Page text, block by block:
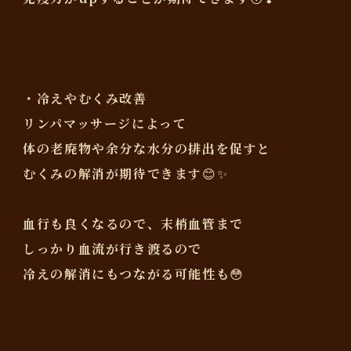
・冷えやむくみ改善
リンパマッサージによって
体の老廃物や余分な水分の排出を促すと
むくみの解消が期待できます😊✨
血行も良くなるので、末梢血管まで
しっかり血流が行き渡るので
冷えの解消にもつながる可能性も😳